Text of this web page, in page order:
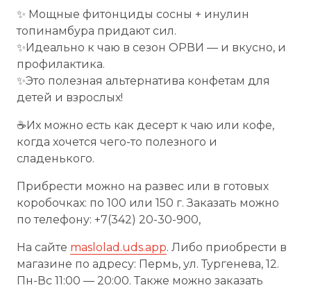
✨ Мощные фитонциды сосны + инулин
топинамбура придают сил.
✨Идеально к чаю в сезон ОРВИ — и вкусно, и
профилактика.
✨Это полезная альтернатива конфетам для
детей и взрослых!
☕Их можно есть как десерт к чаю или кофе,
когда хочется чего-то полезного и
сладенького.
Прибрести можно на развес или в готовых
коробочках: по 100 или 150 г. Заказать можно
по телефону: +7(342) 20-30-900,
На сайте maslolad.uds.app. Либо приобрести в
магазине по адресу: Пермь, ул. Тургенева, 12.
Пн-Вс 11:00 — 20:00. Также можно заказать